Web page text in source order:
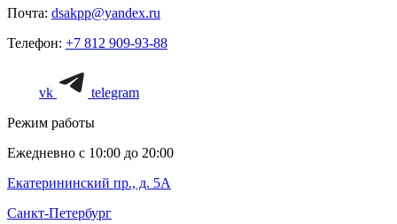
Почта: dsakpp@yandex.ru
Телефон: +7 812 909-93-88
vk
telegram
Режим работы
Ежедневно с 10:00 до 20:00
Екатерининский пр., д. 5А
Санкт-Петербург